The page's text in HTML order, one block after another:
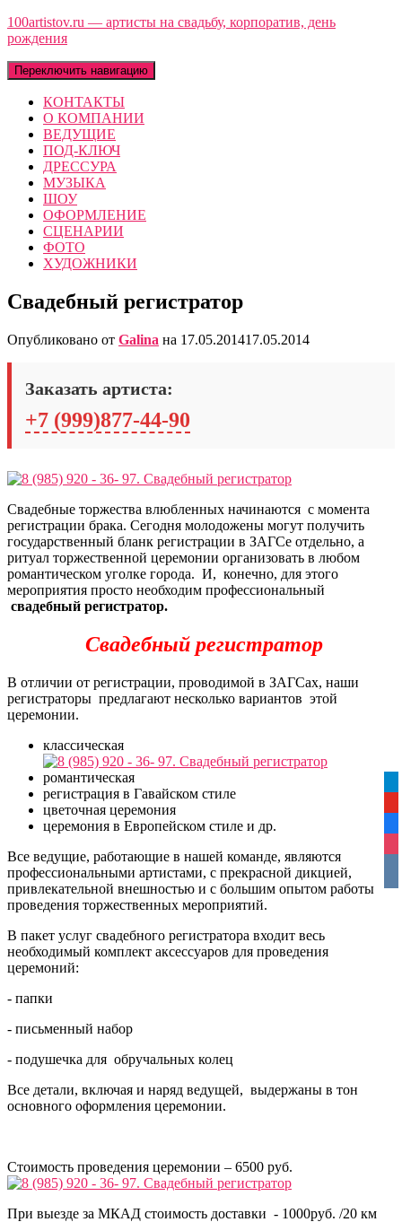
100artistov.ru — артисты на свадьбу, корпоратив, день
рождения
Переключить навигацию
КОНТАКТЫ
О КОМПАНИИ
ВЕДУЩИЕ
ПОД-КЛЮЧ
ДРЕССУРА
МУЗЫКА
ШОУ
ОФОРМЛЕНИЕ
СЦЕНАРИИ
ФОТО
ХУДОЖНИКИ
Свадебный регистратор
Опубликовано от Galina на 17.05.201417.05.2014
Заказать артиста:
+7 (999)877-44-90
Свадебные торжества влюбленных начинаются с момента
регистрации брака. Сегодня молодожены могут получить
государственный бланк регистрации в ЗАГСе отдельно, а
ритуал торжественной церемонии организовать в любом
романтическом уголке города. И, конечно, для этого
мероприятия просто необходим профессиональный
свадебный регистратор.
Свадебный регистратор
В отличии от регистрации, проводимой в ЗАГСах, наши
регистраторы предлагают несколько вариантов этой
церемонии.
классическая
романтическая
регистрация в Гавайском стиле
цветочная церемония
церемония в Европейском стиле и др.
Все ведущие, работающие в нашей команде, являются
профессиональными артистами, с прекрасной дикцией,
привлекательной внешностью и с большим опытом работы
проведения торжественных мероприятий.
В пакет услуг свадебного регистратора входит весь
необходимый комплект аксессуаров для проведения
церемоний:
- папки
- письменный набор
- подушечка для обручальных колец
Все детали, включая и наряд ведущей, выдержаны в тон
основного оформления церемонии.
Стоимость проведения церемонии – 6500 руб.
При выезде за МКАД стоимость доставки - 1000руб. /20 км